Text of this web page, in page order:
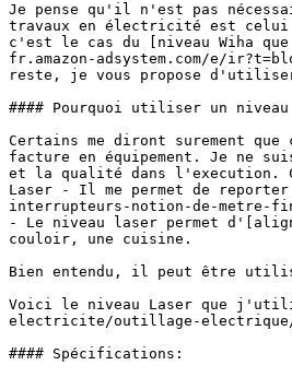
Je pense qu'il n'est pas
travaux en électricité est celui
c'est le cas du [niveau Wiha
fr.amazon-adsystem.com/e/
reste, je vous propose
#### Pourquoi utiliser un niveau
Certains me diront surement
facture en équipement. Je ne
et la qualité dans l'execution.
Laser - Il me permet de
interrupteurs-notion-de-metre-
- Le niveau laser permet
couloir, une cuisine.
Bien entendu, il peut être
Voici le niveau Laser que
electricite/outillage-electrique/
#### Spécifications: